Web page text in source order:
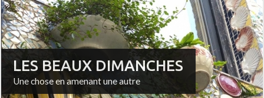
LES BEAUX DIMANCHES
Une chose en amenant une autre